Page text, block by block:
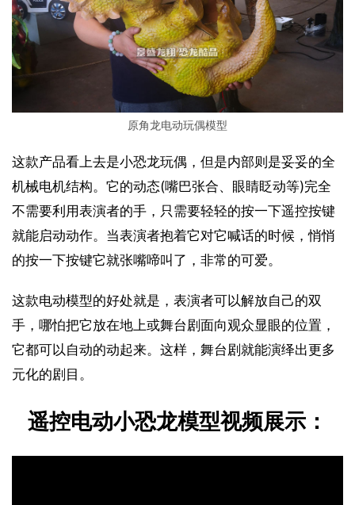
原角龙电动玩偶模型
这款产品看上去是小恐龙玩偶，但是内部则是妥妥的全
机械电机结构。它的动态(嘴巴张合、眼睛眨动等)完全
不需要利用表演者的手，只需要轻轻的按一下遥控按键
就能启动动作。当表演者抱着它对它喊话的时候，悄悄
的按一下按键它就张嘴啼叫了，非常的可爱。
这款电动模型的好处就是，表演者可以解放自己的双
手，哪怕把它放在地上或舞台剧面向观众显眼的位置，
它都可以自动的动起来。这样，舞台剧就能演绎出更多
元化的剧目。
遥控电动小恐龙模型视频展示：